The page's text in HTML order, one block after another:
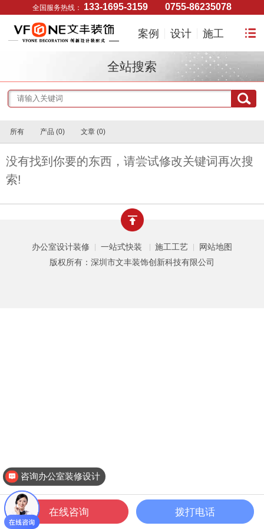
全国服务热线： 133-1695-3159 0755-86235078
案例 设计 施工
全站搜索
所有 产品 (0) 文章 (0)
没有找到你要的东西，请尝试修改关键词再次搜
索!
办公室设计装修 | 一站式快装 | 施工工艺 |
网站地图
版权所有：深圳市文丰装饰创新科技有限公司
一键拨打 公装案例 公装设计 关于文丰
咨询办公室装修设计
在线咨询 拨打电话